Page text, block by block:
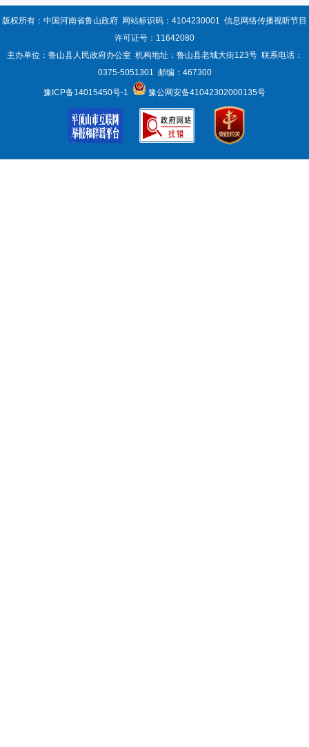
版权所有：中国河南省鲁山政府 网站标识码：4104230001 信息网络传播视听节目
许可证号：11642080
主办单位：鲁山县人民政府办公室 机构地址：鲁山县老城大街123号 联系电话：
0375-5051301 邮编：467300
豫ICP备14015450号-1 豫公网安备41042302000135号